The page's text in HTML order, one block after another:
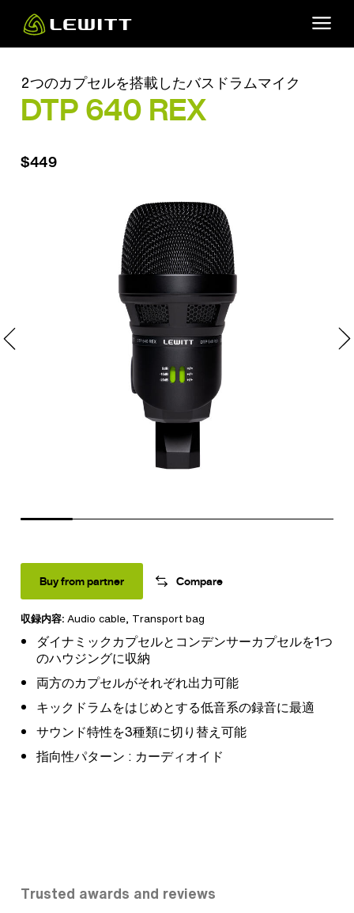
main
2つのカプセルを搭載したバスドラムマイク
DTP 640 REX
ダイナミックカプセルとコンデンサーカプセルを1つ
のハウジングに収納
両方のカプセルがそれぞれ出力可能
キックドラムをはじめとする低音系の録音に最適
サウンド特性を3種類に切り替え可能
指向性パターン : カーディオイド
収録内容: Audio cable, Transport bag
$449
Buy from partner Compare
Trusted awards and reviews